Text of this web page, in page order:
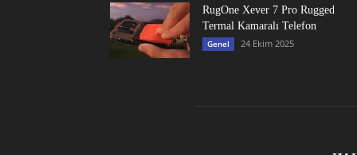
RugOne Xever 7 Pro Rugged
Termal Kamaralı Telefon
Genel 24 Ekim 2025